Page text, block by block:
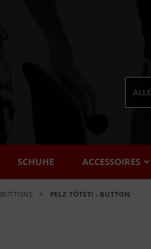
ALLE
SCHUHE ACCESSOIRES
BUTTONS PELZ TÖTET! - BUTTON